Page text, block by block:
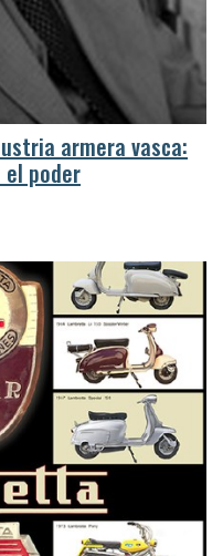
armera vasca:
poder